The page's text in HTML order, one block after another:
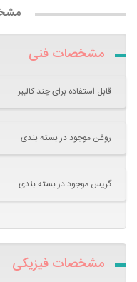
مشخصات فنی
قابل استفاده برای چند کالیبر
روغن موجود در بسته بندی
گریس موجود در بسته بندی
مشخصات فیزیکی